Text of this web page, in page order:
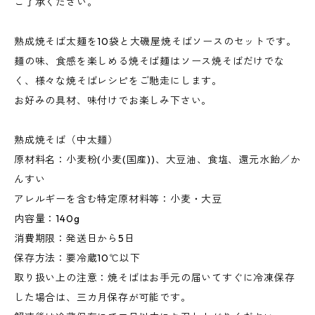
熟成焼そば太麺を10袋と大磯屋焼そばソースのセットです。
麺の味、食感を楽しめる焼そば麺はソース焼そばだけでな
く、様々な焼そばレシピをご馳走にします。
お好みの具材、味付けでお楽しみ下さい。
熟成焼そば（中太麺）
原材料名：小麦粉(小麦(国産))、大豆油、食塩、還元水飴／か
んすい
アレルギーを含む特定原材料等：小麦・大豆
内容量：140g
消費期限：発送日から5日
保存方法：要冷蔵10℃以下
取り扱い上の注意：焼そばはお手元の届いてすぐに冷凍保存
した場合は、三カ月保存が可能です。